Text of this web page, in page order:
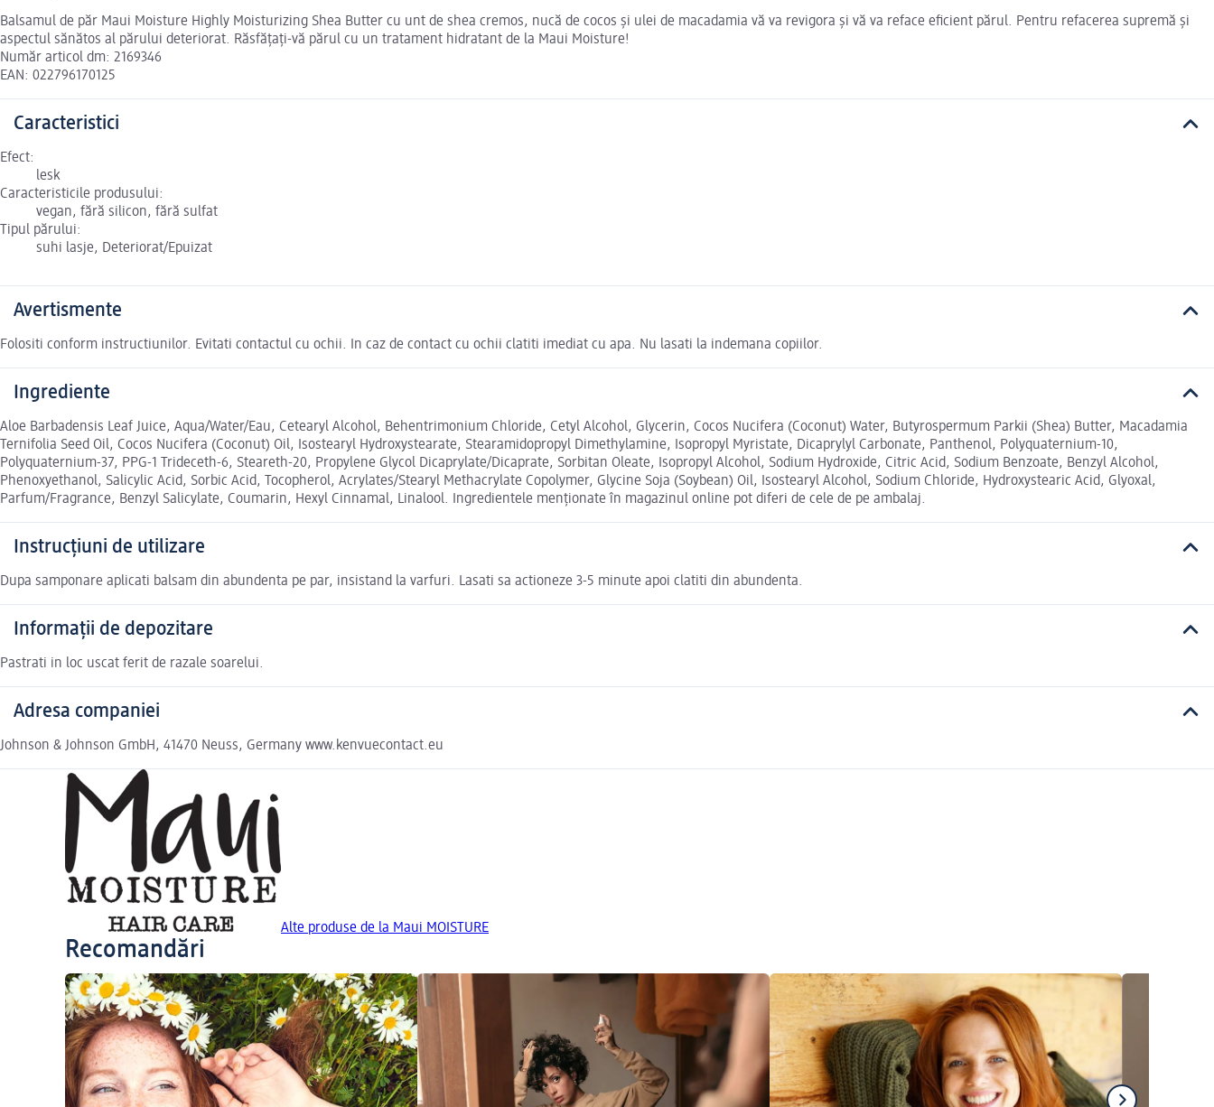
Balsamul de păr Maui Moisture Highly Moisturizing Shea Butter cu unt de shea cremos, nucă de cocos și ulei de macadamia vă va revigora și vă va reface eficient părul. Pentru refacerea supremă și
aspectul sănătos al părului deteriorat. Răsfățați-vă părul cu un tratament hidratant de la Maui Moisture!
Număr articol dm: 2169346
EAN: 022796170125
Caracteristici
Efect:
lesk
Caracteristicile produsului:
vegan, fără silicon, fără sulfat
Tipul părului:
suhi lasje, Deteriorat/Epuizat
Avertismente
Folositi conform instructiunilor. Evitati contactul cu ochii. In caz de contact cu ochii clatiti imediat cu apa. Nu lasati la indemana copiilor.
Ingrediente
Aloe Barbadensis Leaf Juice, Aqua/Water/Eau, Cetearyl Alcohol, Behentrimonium Chloride, Cetyl Alcohol, Glycerin, Cocos Nucifera (Coconut) Water, Butyrospermum Parkii (Shea) Butter, Macadamia
Ternifolia Seed Oil, Cocos Nucifera (Coconut) Oil, Isostearyl Hydroxystearate, Stearamidopropyl Dimethylamine, Isopropyl Myristate, Dicaprylyl Carbonate, Panthenol, Polyquaternium-10,
Polyquaternium-37, PPG-1 Trideceth-6, Steareth-20, Propylene Glycol Dicaprylate/Dicaprate, Sorbitan Oleate, Isopropyl Alcohol, Sodium Hydroxide, Citric Acid, Sodium Benzoate, Benzyl Alcohol,
Phenoxyethanol, Salicylic Acid, Sorbic Acid, Tocopherol, Acrylates/Stearyl Methacrylate Copolymer, Glycine Soja (Soybean) Oil, Isostearyl Alcohol, Sodium Chloride, Hydroxystearic Acid, Glyoxal,
Parfum/Fragrance, Benzyl Salicylate, Coumarin, Hexyl Cinnamal, Linalool. Ingredientele menționate în magazinul online pot diferi de cele de pe ambalaj.
Instrucțiuni de utilizare
Dupa samponare aplicati balsam din abundenta pe par, insistand la varfuri. Lasati sa actioneze 3-5 minute apoi clatiti din abundenta.
Informații de depozitare
Pastrati in loc uscat ferit de razale soarelui.
Adresa companiei
Johnson & Johnson GmbH, 41470 Neuss, Germany www.kenvuecontact.eu
Alte produse de la Maui MOISTURE
Recomandări